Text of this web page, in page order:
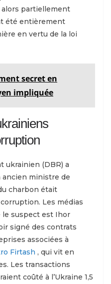
partiellement
été entièrement
en vertu de la loi
secret en
impliquée
ukrainien (DBR) a
ancien ministre de
charbon était
Les médias
suspect est Ihor
signé des contrats
associées à
Firtash , qui vit en
Les transactions
coûté à l’Ukraine 1,5